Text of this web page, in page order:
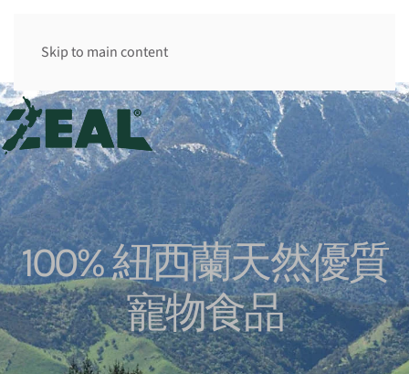
Skip to main content香港 HK
100% 紐西蘭天然優質
寵物食品